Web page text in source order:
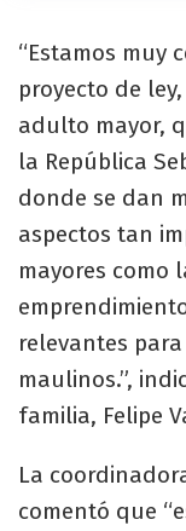
“Estamos muy
proyecto de
adulto mayor,
la República
donde se dan
aspectos tan
mayores como
relevantes
maulinos.”,
familia, Felipe
La
comentó que